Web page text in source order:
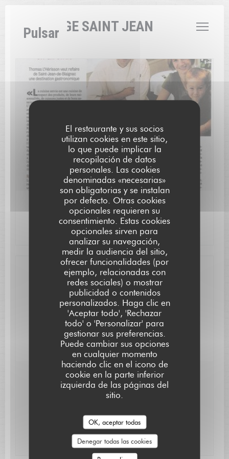
El restaurante y sus socios
utilizan cookies en este sitio,
lo que puede implicar la
recopilación de datos
personales. Las cookies
denominadas «necesarias»
son obligatorias y se instalan
por defecto. Otras cookies
opcionales requieren su
consentimiento. Estas cookies
opcionales sirven para
analizar su navegación,
medir la audiencia del sitio,
ofrecer funcionalidades (por
ejemplo, relacionadas con
redes sociales) o mostrar
publicidad o contenidos
personalizados. Haga clic en
'Aceptar todo', 'Rechazar
todo' o 'Personalizar' para
gestionar sus preferencias.
Puede cambiar sus opciones
en cualquier momento
haciendo clic en el icono de
cookie en la parte inferior
izquierda de las páginas del
sitio.
OK, aceptar todas
Denegar todas las cookies
L'AUBERGE SAINT JEAN
Pulsar
05/12/2010
Nos débuts.
Contacto
Reservar una mesa
Manténgase al día*
Suscríbase a nuestro boletín para recibir comunicaciones
Suscribirse
L'AUBERGE SAINT JEAN